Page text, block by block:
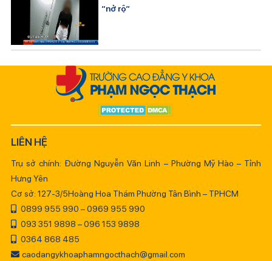
“nở rộ”
LIÊN HỆ
Trụ sở chính: Đường Nguyễn Văn Linh – Phường Mỹ Hào – Tỉnh
Hưng Yên
Cơ sở: 127-3/5Hoàng Hoa Thám Phường Tân Bình – TPHCM
0899 955 990 – 0969 955 990
093 351 9898 – 096 153 9898
0364 868 485
caodangykhoaphamngocthach@gmail.com